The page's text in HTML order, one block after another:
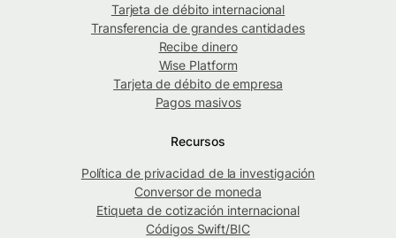
Tarjeta de débito internacional
Transferencia de grandes cantidades
Recibe dinero
Wise Platform
Tarjeta de débito de empresa
Pagos masivos
Recursos
Política de privacidad de la investigación
Conversor de moneda
Etiqueta de cotización internacional
Códigos Swift/BIC